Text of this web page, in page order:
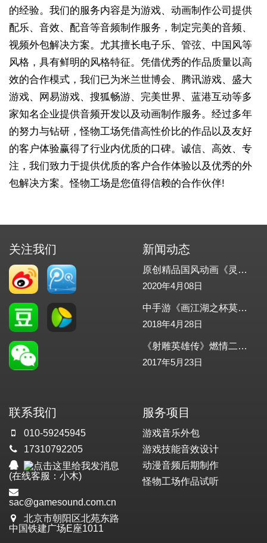
的经验。我们的服务内容是为游戏、动画制作公司提供
配乐、音效、配音等音频制作服务，制定完美的音频、
视频外包解决方案。尤其擅长电子乐、管弦、中国风等
风格，具有鲜明的风格特征。凭借优秀的作品质量以高
效的合作模式，我们已为米兰世博会、腾讯游戏、盛大
游戏、网易游戏、搜狐畅游、完美世界、蓝港互动等多
家知名企业提供音频开发以及动画制作服务。经过多年
的努力与钻研，怪物工场凭借高性价比的作品以及友好
的客户体验赢得了行业内优质的口碑。诚信、高效、专
注，我们致力于提供优质的客户合作体验以及优秀的外
包解决方案。怪物工场是您值得信赖的合作伙伴!
关注我们 新闻动态
原创精品国风动画《灵邪记》重磅发布
2020年4月08日
中手游《画江湖之杯莫停》正式发布！怪物工场助力配乐，配音
2018年4月28日
《射雕英雄传》燃情二测-怪物工场助力游戏音效
2017年5月23日
联系我们
010-59245945
17310792205
(在线客服：小木)
sac@gamesound.com.cn
北京市朝阳区北苑东路
中国铁建广场E座1011
服务项目
游戏音乐外包
游戏技能音效设计
动漫音频后期制作
怪物工场作品试听